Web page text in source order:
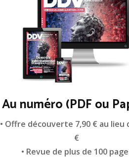
Au numéro (PDF ou
• Offre découverte 7,90 € au lieu
€
• Revue de plus de 100